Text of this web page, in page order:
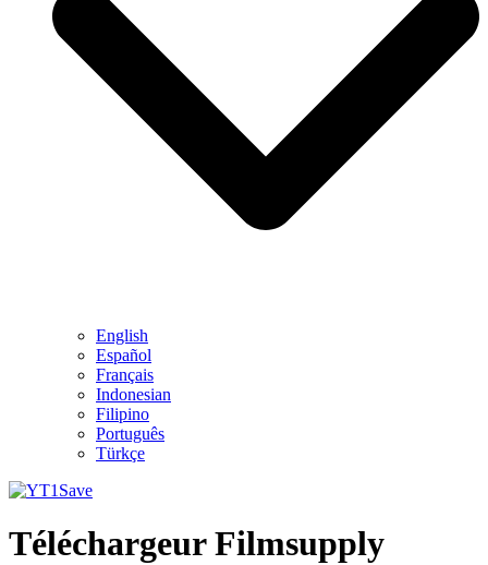
English
Español
Français
Indonesian
Filipino
Português
Türkçe
Téléchargeur Filmsupply